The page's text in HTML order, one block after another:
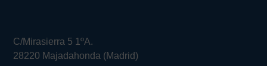
C/Mirasierra 5 1ºA.
28220 Majadahonda (Madrid)